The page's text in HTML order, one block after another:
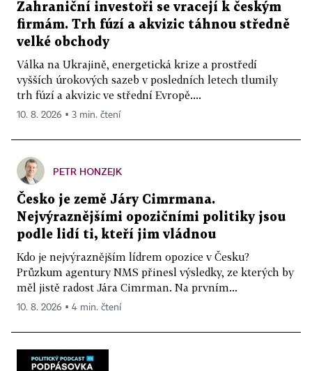
Zahraniční investoři se vracejí k českým
firmám. Trh fúzí a akvizic táhnou středně
velké obchody
Válka na Ukrajině, energetická krize a prostředí
vyšších úrokových sazeb v posledních letech tlumily
trh fúzí a akvizic ve střední Evropě....
10. 8. 2026 ▪ 3 min. čtení
PETR HONZEJK
Česko je země Járy Cimrmana.
Nejvýraznějšími opozičními politiky jsou
podle lidí ti, kteří jim vládnou
Kdo je nejvýraznějším lídrem opozice v Česku?
Průzkum agentury NMS přinesl výsledky, ze kterých by
měl jistě radost Jára Cimrman. Na prvním...
10. 8. 2026 ▪ 4 min. čtení